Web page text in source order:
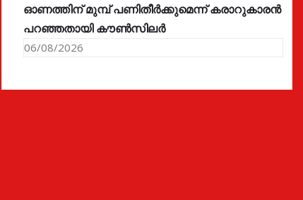
ഓണത്തിന് മുമ്പ് പണിതീർക്കുമെന്ന് കരാറുകാരൻ
പറഞ്ഞതായി കൗൺസിലർ
06/08/2026